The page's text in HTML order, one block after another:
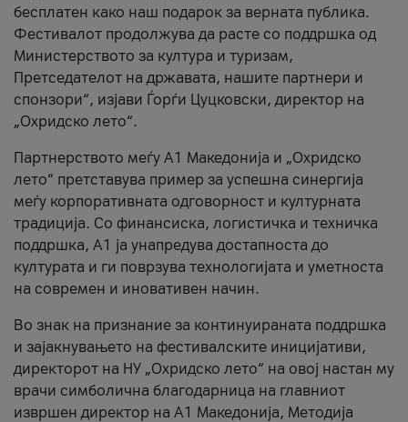
бесплатен како наш подарок за верната публика.
Фестивалот продолжува да расте со поддршка од
Министерството за култура и туризам,
Претседателот на државата, нашите партнери и
спонзори“, изјави Ѓорѓи Цуцковски, директор на
„Охридско лето“.
Партнерството меѓу A1 Македонија и „Охридско
лето“ претставува пример за успешна синергија
меѓу корпоративната одговорност и културната
традиција. Со финансиска, логистичка и техничка
поддршка, A1 ја унапредува достапноста до
културата и ги поврзува технологијата и уметноста
на современ и иновативен начин.
Во знак на признание за континуираната поддршка
и зајакнувањето на фестивалските иницијативи,
директорот на НУ „Охридско лето“ на овој настан му
врачи симболична благодарница на главниот
извршен директор на A1 Македонија, Методија